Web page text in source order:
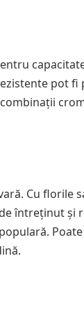
pot
Cu florile
întreținut și